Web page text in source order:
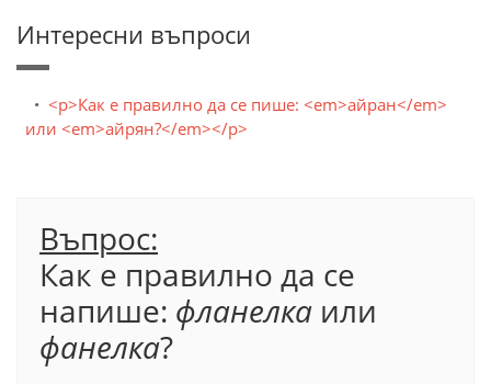
Интересни въпроси
<p>Как е правилно да се пише: <em>айран</em>
или <em>айрян?</em></p>
Въпрос:
Как е правилно да се
напише: фланелка или
фанелка?